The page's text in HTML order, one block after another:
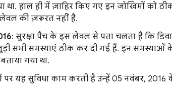
था. हाल ही में ज़ाहिर किए गए इन जोखिमों को
लेवल की ज़रूरत नहीं है.
: सुरक्षा पैच के इस लेवल से पता चलता है कि
सभी समस्याएं ठीक कर दी गई हैं. इन समस्याओं
गया था.
पर यह सुविधा काम करती है उन्हें 05 नवंबर,